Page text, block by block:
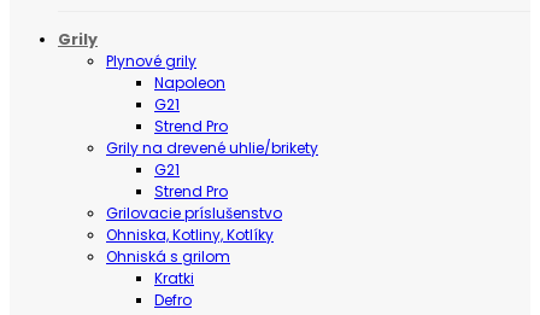
Grily
Plynové grily
Napoleon
G21
Strend Pro
Grily na drevené uhlie/brikety
G21
Strend Pro
Grilovacie príslušenstvo
Ohniska, Kotliny, Kotlíky
Ohniská s grilom
Kratki
Defro